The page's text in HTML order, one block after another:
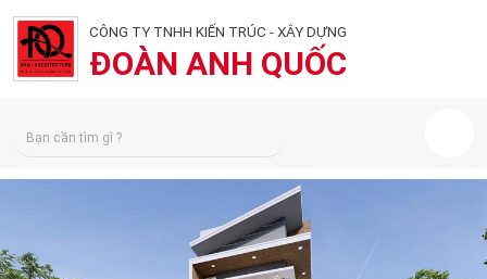
CÔNG TY TNHH KIẾN TRÚC - XÂY DỰNG
ĐOÀN ANH QUỐC